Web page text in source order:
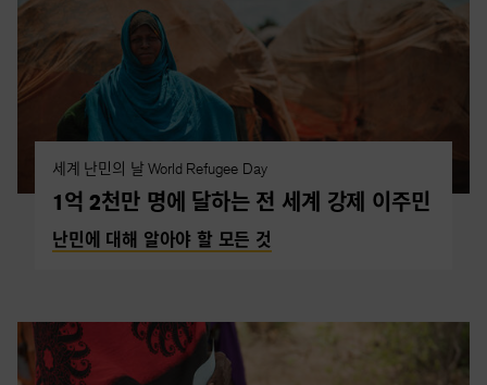
세계 난민의 날 World Refugee Day
1억 2천만 명에 달하는 전 세계 강제 이주민
난민에 대해 알아야 할 모든 것